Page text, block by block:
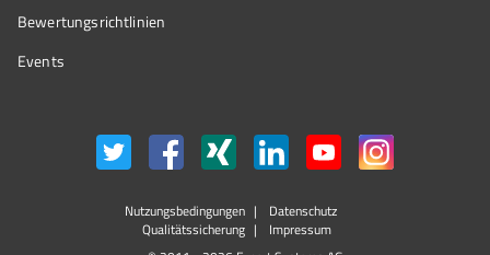
Bewertungs­richtlinien
Events
Nutzungsbedingungen
Datenschutz
Qualitätssicherung
Impressum